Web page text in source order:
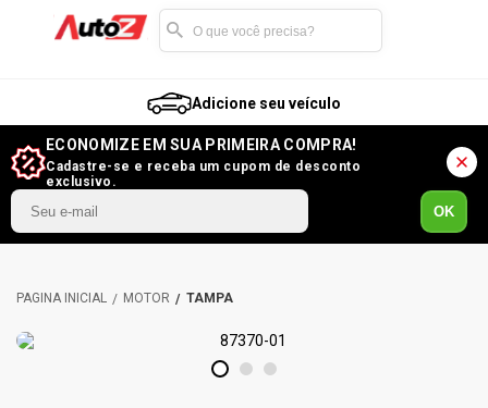
Adicione seu veículo
ECONOMIZE EM SUA PRIMEIRA COMPRA!
Cadastre-se e receba um cupom de desconto
exclusivo.
OK
MOTOR TAMPA
1 2 3